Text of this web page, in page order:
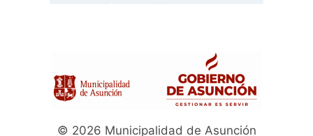
© 2026 Municipalidad de Asunción